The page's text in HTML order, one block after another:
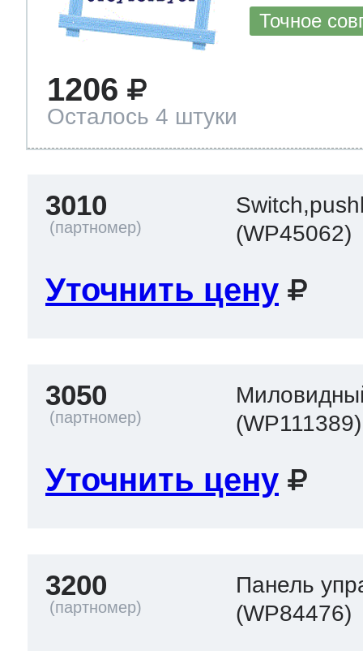
Точное
1206
Осталось 4 штуки
3010
(WP45062)
Уточнить цену
3050
(WP111389)
Уточнить цену
3200
Панель
(WP84476)